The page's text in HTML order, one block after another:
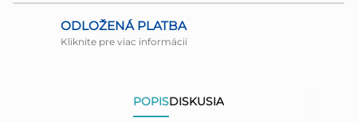
ODLOŽENÁ PLATBA
Kliknite pre viac informácií
POPISDISKUSIA